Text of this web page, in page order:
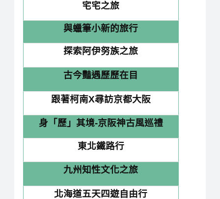
宅宅之旅
與蠟筆小新的旅行
探索阿伊努族之旅
古今豔遇歷歷在目
跟著柯南X尋訪京都大阪
身「歷」其境-京阪神古風巡禮
東北鐵路行
九州知性文化之旅
北海道五天四遊自由行